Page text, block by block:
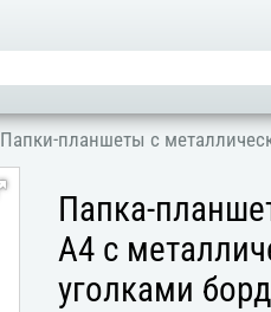
Папки-планшеты с
Папка-
А4 с
уголками